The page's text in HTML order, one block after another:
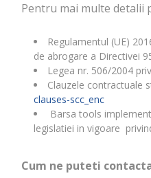
Pentru mai multe detalii
Regulamentul (UE)
de abrogare a Directivei
Legea nr. 506/2004
Clauzele contractuale
clauses-scc_enc
Barsa tools
legislatiei in vigoare
Cum ne puteti